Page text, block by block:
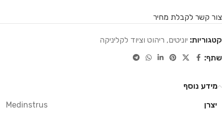
צור קשר לקבלת מחיר
קטגוריות: יוניטים, ריהוט וציוד לקליניקה
שתף:
מידע נוסף
יצרן
Medinstrus